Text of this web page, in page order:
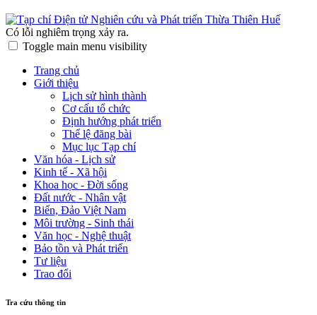
Có lỗi nghiêm trọng xảy ra.
Toggle main menu visibility
Trang chủ
Giới thiệu
Lịch sử hình thành
Cơ cấu tổ chức
Định hướng phát triển
Thể lệ đăng bài
Mục lục Tạp chí
Văn hóa - Lịch sử
Kinh tế - Xã hội
Khoa học - Đời sống
Đất nước - Nhân vật
Biển, Đảo Việt Nam
Môi trường - Sinh thái
Văn học - Nghệ thuật
Bảo tồn và Phát triển
Tư liệu
Trao đổi
Tra cứu thông tin